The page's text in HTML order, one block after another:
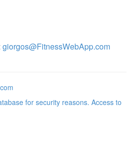
giorgos@FitnessWebApp.com
for security reasons. Access to